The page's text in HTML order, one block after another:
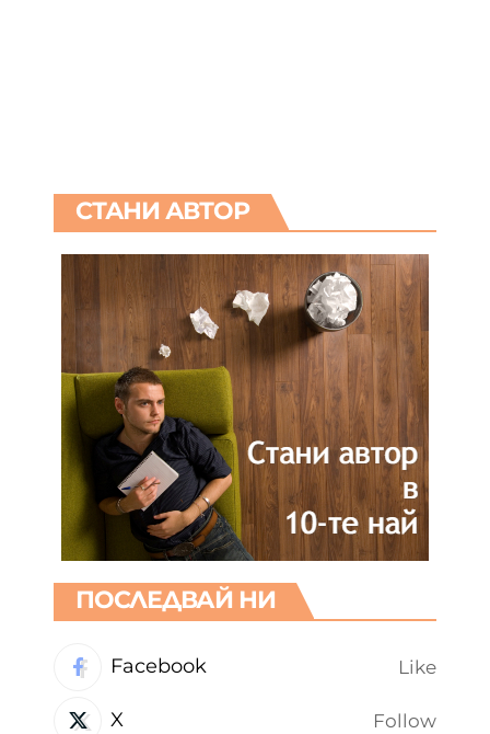
СТАНИ АВТОР
ПОСЛЕДВАЙ НИ
Facebook Like
X Follow